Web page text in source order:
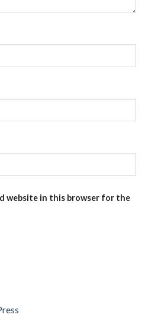
website in this browser for the